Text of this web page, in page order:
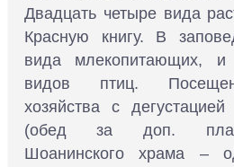
Двадцать четыре вида
Красную книгу. В
вида млекопитающих, и
видов птиц.
хозяйства с
(обед за доп.
Шоанинского храма –